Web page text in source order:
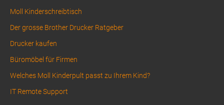
Moll Kinderschreibtisch
Der grosse Brother Drucker Ratgeber
Drucker kaufen
Büromöbel für Firmen
Welches Moll Kinderpult passt zu Ihrem Kind?
IT Remote Support